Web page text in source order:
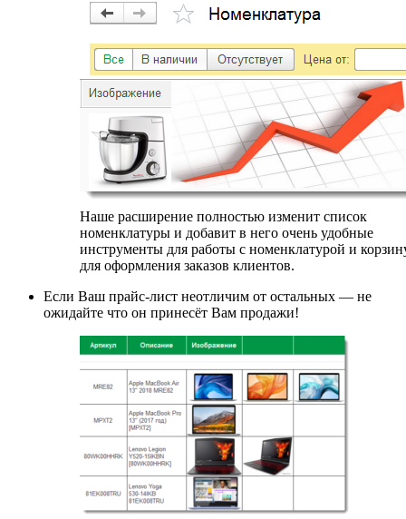
Наше расширение полностью изменит список
номенклатуры и добавит в него очень удобные
инструменты для работы с номенклатурой и
для оформления заказов клиентов.
Если Ваш прайс-лист неотличим от остальных — не
ожидайте что он принесёт Вам продажи!